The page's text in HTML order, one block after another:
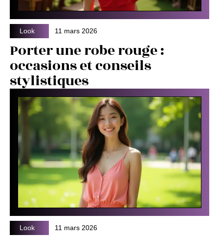
Look 11 mars 2026
Porter une robe rouge :
occasions et conseils
stylistiques
Look 11 mars 2026